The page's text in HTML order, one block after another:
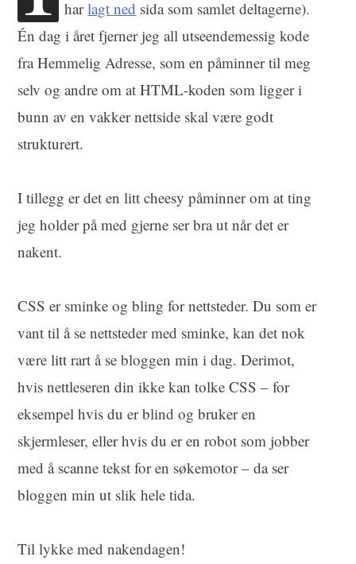
harlagt ned sida som samlet deltagerne).
Én dag i året fjerner jeg all utseendemessig kode
fra Hemmelig Adresse, som en påminner til meg
selv og andre om at HTML-koden som ligger i
bunn av en vakker nettside skal være godt
strukturert.
I tillegg er det en litt cheesy påminner om at ting
jeg holder på med gjerne ser bra ut når det er
nakent.
CSS er sminke og bling for nettsteder. Du som er
vant til å se nettsteder med sminke, kan det nok
være litt rart å se bloggen min i dag. Derimot,
hvis nettleseren din ikke kan tolke CSS – for
eksempel hvis du er blind og bruker en
skjermleser, eller hvis du er en robot som jobber
med å scanne tekst for en søkemotor – da ser
bloggen min ut slik hele tida.
Til lykke med nakendagen!